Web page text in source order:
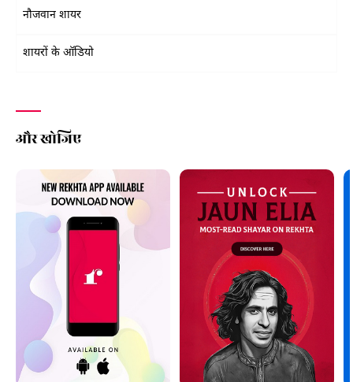
नौजवान शायर
शायरों के ऑडियो
और खोजिए